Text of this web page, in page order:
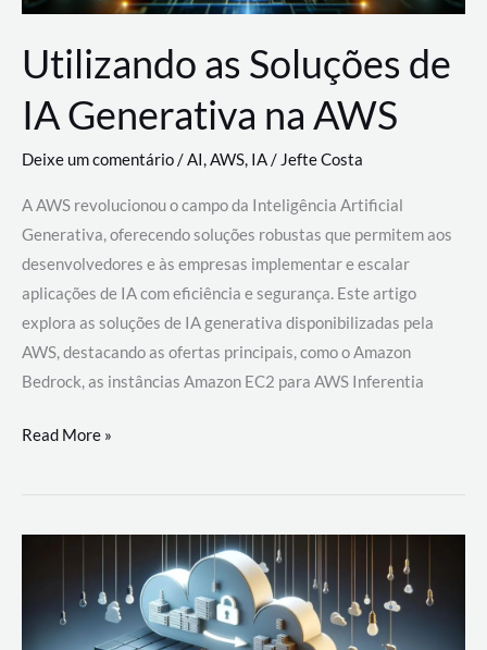
Utilizando as Soluções de
IA Generativa na AWS
Deixe um comentário/AI,AWS, IA/Jefte Costa
A AWS revolucionou o campo da Inteligência Artificial
Generativa, oferecendo soluções robustas que permitem aos
desenvolvedores e às empresas implementar e escalar
aplicações de IA com eficiência e segurança. Este artigo
explora as soluções de IA generativa disponibilizadas pela
AWS, destacando as ofertas principais, como o Amazon
Bedrock, as instâncias Amazon EC2 para AWS Inferentia
Utilizando
Soluções
AWS
Read More »